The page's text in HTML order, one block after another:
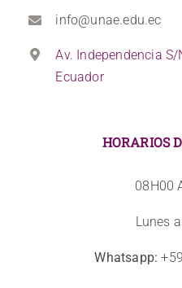
info@unae.edu.ec
Av. Independencia S/
Ecuador
HORARIOS
08H00
Lunes
Whatsapp: